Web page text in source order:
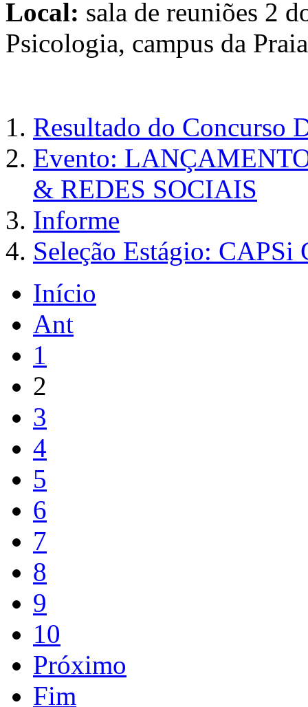
Local: sala de reuniões 2
Psicologia, campus da
Resultado do Concurso
Evento:
& REDES SOCIAIS
Informe
Seleção Estágio:
Início
Ant
1
2
3
4
5
6
7
8
9
10
Próximo
Fim